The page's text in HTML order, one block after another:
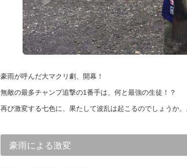
豪雨が呼んだ大マクリ劇、開幕！
無敵の最多チャンプ追撃の1番手は、何と最強の生徒！？
再び激変する七色に、果たして波乱は起こるのでしょうか。
豪雨による激変